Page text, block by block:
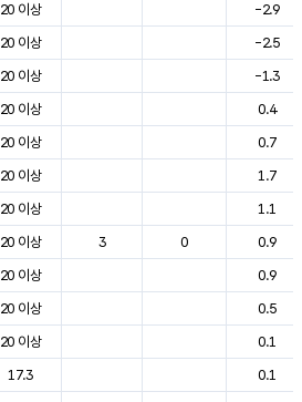
20 이상
-2.9
20 이상
-2.5
20 이상
-1.3
20 이상
0.4
20 이상
0.7
20 이상
1.7
20 이상
1.1
20 이상 3 0
0.9
20 이상
0.9
20 이상
0.5
20 이상
0.1
17.3
0.1